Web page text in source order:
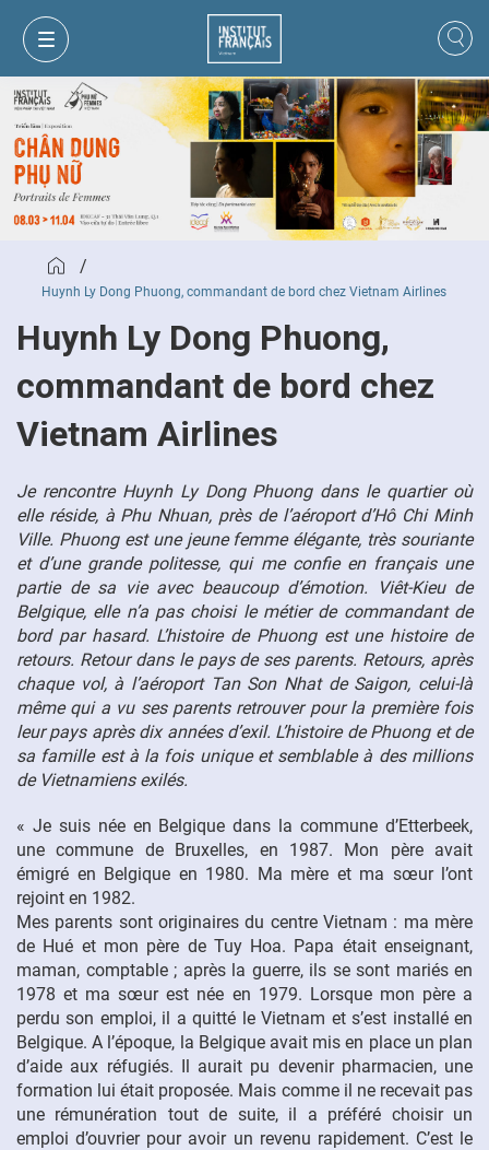
VI
FR
/
Huynh Ly Dong Phuong, commandant de bord chez Vietnam Airlines
Huynh Ly Dong Phuong,
commandant de bord chez
Vietnam Airlines
Je rencontre Huynh Ly Dong Phuong dans le quartier où
elle réside, à Phu Nhuan, près de l’aéroport d’Hô Chi Minh
Ville. Phuong est une jeune femme élégante, très souriante
et d’une grande politesse, qui me confie en français une
partie de sa vie avec beaucoup d’émotion. Viêt-Kieu de
Belgique, elle n’a pas choisi le métier de commandant de
bord par hasard. L’histoire de Phuong est une histoire de
retours. Retour dans le pays de ses parents. Retours, après
chaque vol, à l’aéroport Tan Son Nhat de Saigon, celui-là
même qui a vu ses parents retrouver pour la première fois
leur pays après dix années d’exil. L’histoire de Phuong et de
sa famille est à la fois unique et semblable à des millions
de Vietnamiens exilés.
« Je suis née en Belgique dans la commune d’Etterbeek,
une commune de Bruxelles, en 1987. Mon père avait
émigré en Belgique en 1980. Ma mère et ma sœur l’ont
rejoint en 1982.
Mes parents sont originaires du centre Vietnam : ma mère
de Hué et mon père de Tuy Hoa. Papa était enseignant,
maman, comptable ; après la guerre, ils se sont mariés en
1978 et ma sœur est née en 1979. Lorsque mon père a
perdu son emploi, il a quitté le Vietnam et s’est installé en
Belgique. A l’époque, la Belgique avait mis en place un plan
d’aide aux réfugiés. Il aurait pu devenir pharmacien, une
formation lui était proposée. Mais comme il ne recevait pas
une rémunération tout de suite, il a préféré choisir un
emploi d’ouvrier pour avoir un revenu rapidement. C’est le